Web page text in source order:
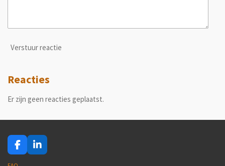
Verstuur reactie
Reacties
Er zijn geen reacties geplaatst.
F
a
L
i